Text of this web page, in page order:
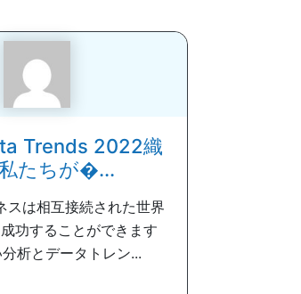
Trends 2022織
たちが�...
スは相互接続された世界
功することができます
析とデータトレン...